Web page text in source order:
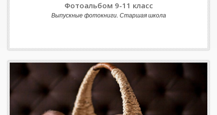
Фотоальбом 9-11 класс
Выпускные фотокниги. Старшая школа